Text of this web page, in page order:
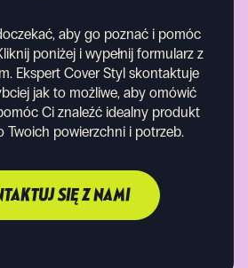
aby go poznać i pomóc
poniżej i wypełnij formularz z
Ekspert Cover Styl skontaktuje
jak to możliwe, aby omówić
Ci znaleźć idealny produkt
Twoich powierzchni i potrzeb.
SIĘ Z NAMI